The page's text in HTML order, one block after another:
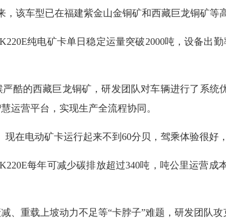
，该车型已在福建紫金山金铜矿和西藏巨龙铜矿等
纯电矿卡单日稳定运量突破2000吨，设备出勤
的西藏巨龙铜矿，研发团队对车辆进行了系统
运营平台，实现生产全流程协同。
电动矿卡运行起来不到60分贝，驾乘体验很好
每年可减少碳排放超过340吨，吨公里运营成
重载上坡动力不足等“卡脖子”难题，研发团队攻